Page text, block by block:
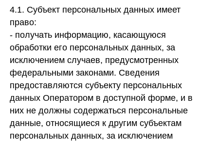
4.1. Субъект персональных данных имеет
право:
- получать информацию, касающуюся
обработки его персональных данных, за
исключением случаев, предусмотренных
федеральными законами. Сведения
предоставляются субъекту персональных
данных Оператором в доступной форме, и в
них не должны содержаться персональные
данные, относящиеся к другим субъектам
персональных данных, за исключением